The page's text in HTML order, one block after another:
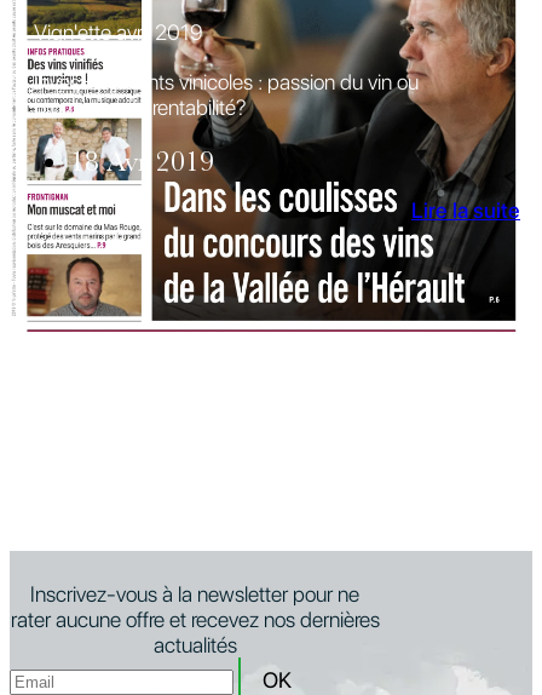
Vign'ette avril 2019
Investissements vinicoles : passion du vin ou
promesse de rentabilité?
18 Avr 2019
Lire la suite
Inscrivez-vous à la newsletter pour ne
rater aucune offre et recevez nos dernières
actualités